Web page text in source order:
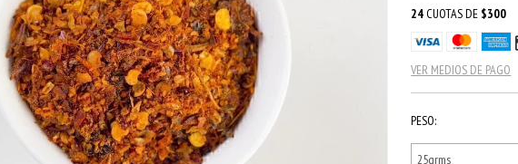
24 CUOTAS DE $300
VER MEDIOS DE PAGO
PESO: